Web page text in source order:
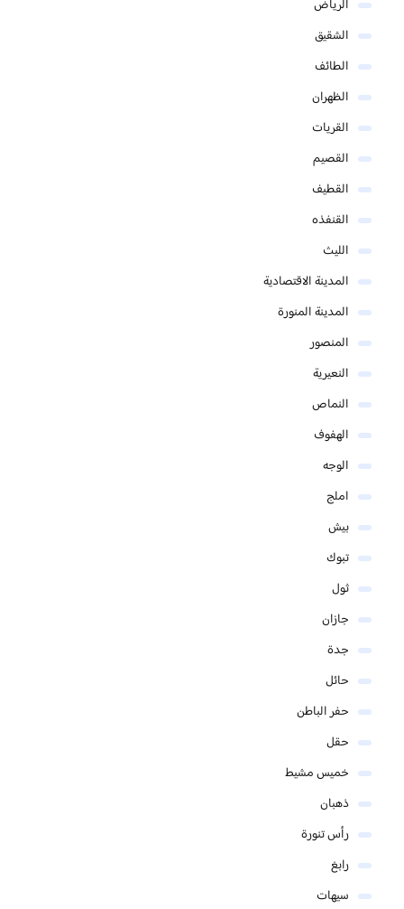
الرياض
الشقيق
الطائف
الظهران
القريات
القصيم
القطيف
القنفذه
الليث
المدينة الاقتصادية
المدينة المنورة
المنصور
النعيرية
النماص
الهفوف
الوجه
املج
بيش
تبوك
ثول
جازان
جدة
حائل
حفر الباطن
حقل
خميس مشيط
ذهبان
رأس تنورة
رابغ
سيهات